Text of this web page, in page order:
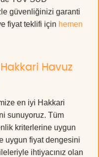
güvenliğinizi garanti
fiyat teklifi için hemen
Havuz
en iyi Hakkari
sunuyoruz. Tüm
kriterlerine uygun
uygun fiyat dengesini
ihtiyacınız olan